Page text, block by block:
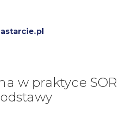
w praktyce SOR